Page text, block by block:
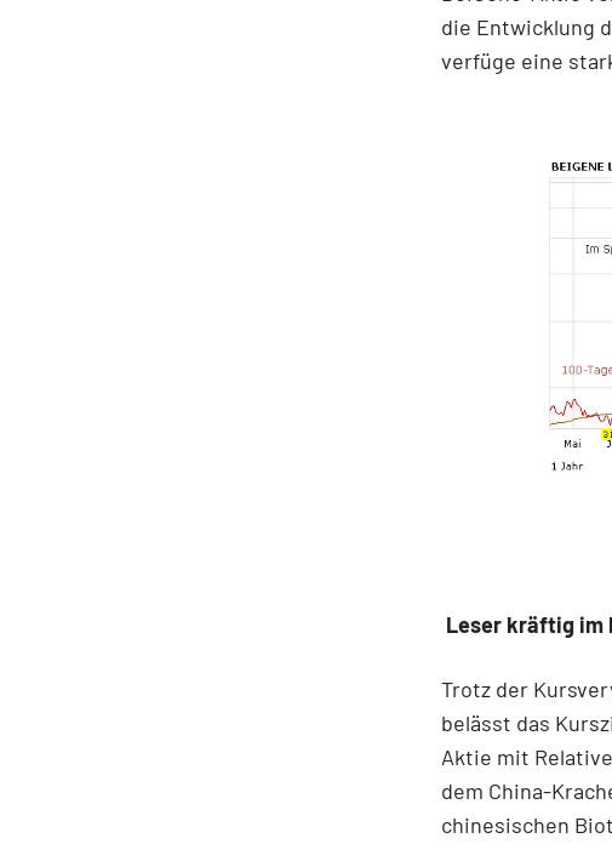
die Entwicklung
verfüge eine
Leser kräftig im
Trotz der
belässt das
Aktie mit
dem China-
chinesischen